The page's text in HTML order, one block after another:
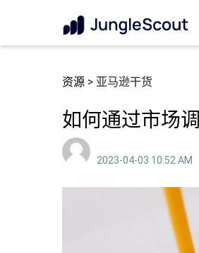
资源 > 亚马逊干货
如何通过市场
2023-04-03 10:52 AM